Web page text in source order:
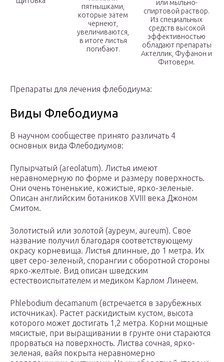
пятнышками,
которые затем
чернеют,
увеличиваются,
в итоге листья
погибают.
или мыльно-
спиртовой раствор.
Из специальных
средств высокой
эффективностью
обладают препараты
Актеллик, Фуфанон и
Фитоверм.
Препараты для лечения флебодиума:
Виды Флебодиума
В научном сообществе принято различать 4
основных вида Флебодиумов:
Пупырчатый (areolatum). Листья имеют
неравномерную по форме и размеру поверхность.
Они очень тоненькие, кожистые, ярко-зеленые.
Описан английским ботаников XVIII века Джоном
Смитом.
Золотистый или золотой (ауреум, aureum). Свое
название получил благодаря соответствующему
окрасу корневища. Листья длинные, до 1 метра. Их
цвет серо-зеленый, спорангии с оборотной стороны
ярко-желтые. Вид описан шведским
естествоиспытателем и медиком Карлом Линеем.
Phlebodium decamanum (встречается в зарубежных
источниках). Растет раскидистым кустом, высота
которого может достигать 1,2 метра. Корни мощные
мясистые, при выращивании в грунте они стараются
прорваться на поверхность. Листва сочная, ярко-
зеленая, вайя покрыта неравномерно